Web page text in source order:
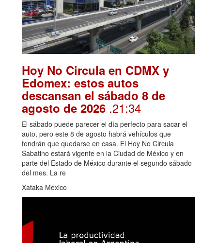
Hoy No Circula en CDMX y
Edomex: estos autos
descansan el sábado 8 de
agosto de 2026 .21:34
El sábado puede parecer el día perfecto para sacar el
auto, pero este 8 de agosto habrá vehículos que
tendrán que quedarse en casa. El Hoy No Circula
Sabatino estará vigente en la Ciudad de México y en
parte del Estado de México durante el segundo sábado
del mes. La re
Xataka México